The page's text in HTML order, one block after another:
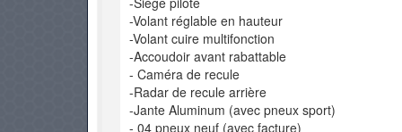
-Volant réglable en hauteur
-Volant cuire multifonction
-Accoudoir avant rabattable
- Caméra de recule
-Radar de recule arrière
-Jante Aluminum (avec pneux sport)
- 04 pneux neuf (avec facture)